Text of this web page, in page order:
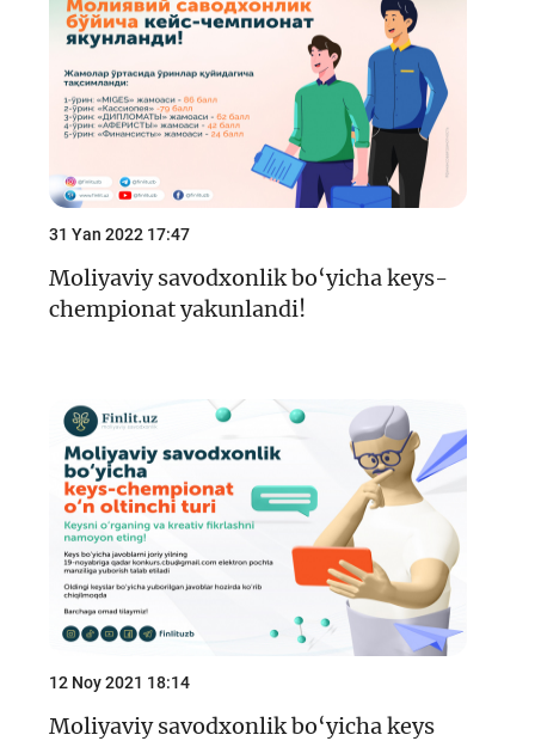
Keys-chempionat
Treninglar va seminarlar
Finlit.uz yangiliklari
OAVda loyihalar
O'quv kurslari
O‘quv materiallari
Interaktiv xizmatlar
Loyiha haqida
Kengaytirilgan qidiruv
Sayt xaritasi
31 Yan 2022 17:47
Moliyaviy savodxonlik bo‘yicha keys-
chempionat yakunlandi!
12 Noy 2021 18:14
Moliyaviy savodxonlik bo‘yicha keys